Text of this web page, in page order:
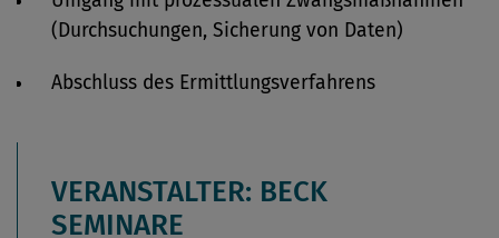
(Durchsuchungen, Sicherung von Daten)
Abschluss des Ermittlungsverfahrens
VERANSTALTER: BECK
SEMINARE